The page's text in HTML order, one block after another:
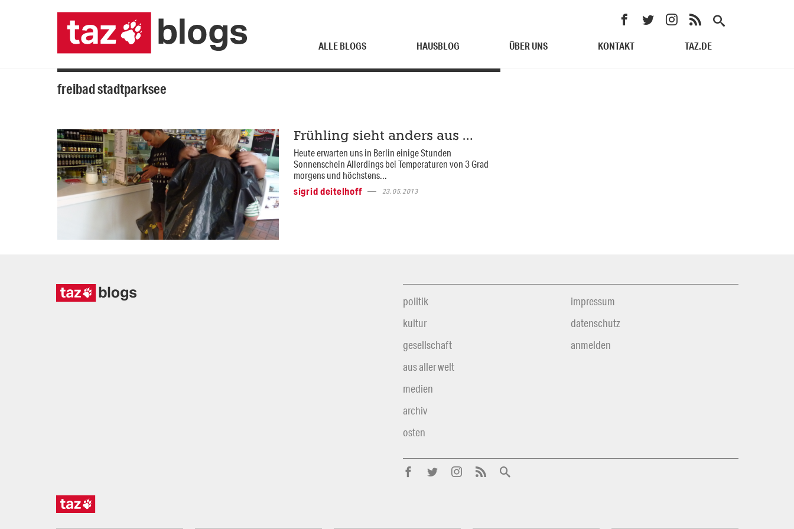
ALLE BLOGS HAUSBLOG ÜBER UNS KONTAKT TAZ.DE
freibad stadtparksee
Frühling sieht anders aus …
Heute erwarten uns in Berlin einige Stunden
Sonnenschein Allerdings bei Temperaturen von 3 Grad
morgens und höchstens...
sigrid deitelhoff
23.05.2013
politik
kultur
gesellschaft
aus aller welt
medien
archiv
osten
impressum
datenschutz
anmelden